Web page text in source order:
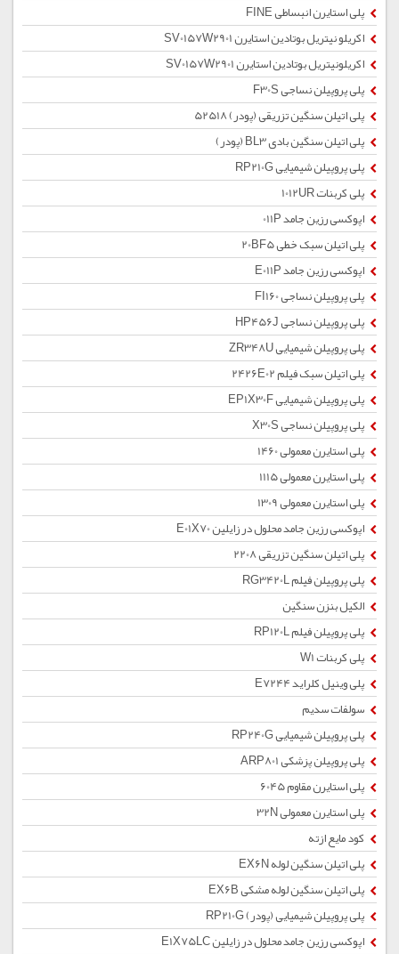
پلی استایرن انبساطی FINE
اکریلو نیتریل بوتادین استایرن SV0157W2901
اکریلونیتریل بوتادین استایرن SV0157W2901
پلی پروپیلن نساجی F30S
پلی اتیلن سنگین تزریقی (پودر) 52518
پلی اتیلن سنگین بادی BL3 (پودر)
پلی پروپیلن شیمیایی RP210G
پلی کربنات 1012UR
اپوکسی رزین جامد 011P
پلی اتیلن سبک خطی 20BF5
اپوکسی رزین جامد E011P
پلی پروپیلن نساجی FI160
پلی پروپیلن نساجی HP456J
پلی پروپیلن شیمیایی ZR348U
پلی اتیلن سبک فیلم 2426E02
پلی پروپیلن شیمیایی EP1X30F
پلی پروپیلن نساجی X30S
پلی استایرن معمولی 1460
پلی استایرن معمولی 1115
پلی استایرن معمولی 1309
اپوکسی رزین جامد محلول در زایلین E01X70
پلی اتیلن سنگین تزریقی 2208
پلی پروپیلن فیلم RG3420L
الکیل بنزن سنگین
پلی پروپیلن فیلم RP120L
پلی کربنات W1
پلی وینیل کلراید E7244
سولفات سدیم
پلی پروپیلن شیمیایی RP240G
پلی پروپیلن پزشکی ARP801
پلی استایرن مقاوم 6045
پلی استایرن معمولی 32N
کود مایع ازته
پلی اتیلن سنگین لوله EX6N
پلی اتیلن سنگین لوله مشکی EX6B
پلی پروپیلن شیمیایی (پودر) RP210G
اپوکسی رزین جامد محلول در زایلین E1X75LC